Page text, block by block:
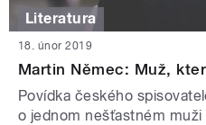
Literatura
18. únor 2019
Martin Němec: Muž,
Povídka českého
o jednom nešťastném muži